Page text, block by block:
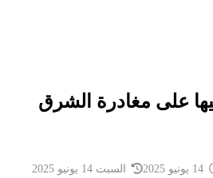
على مغادرة الشرق
السبت 14 يونيو 2025